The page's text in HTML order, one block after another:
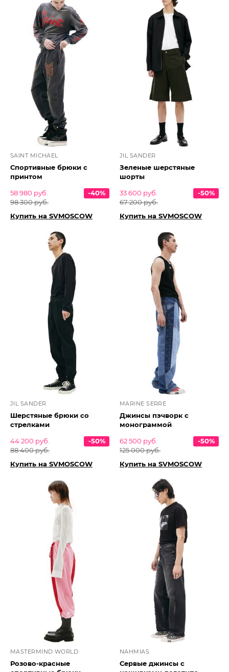
SAINT MICHAEL
Спортивные брюки с
принтом
58 980 руб.
98 300 руб.
-40%
Купить на SVMOSCOW
JIL SANDER
Зеленые шерстяные
шорты
33 600 руб.
67 200 руб.
-50%
Купить на SVMOSCOW
JIL SANDER
Шерстяные брюки со
стрелками
44 200 руб.
88 400 руб.
-50%
Купить на SVMOSCOW
MARINE SERRE
Джинсы пэчворк с
монограммой
62 500 руб.
125 000 руб.
-50%
Купить на SVMOSCOW
MASTERMIND WORLD
Розово-красные
NAHMIAS
Сервые джинсы с